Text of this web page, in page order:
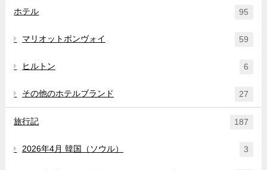
ホテル 95
マリオットボンヴォイ 59
ヒルトン 6
その他のホテルブランド 27
旅行記 187
2026年4月 韓国（ソウル） 3